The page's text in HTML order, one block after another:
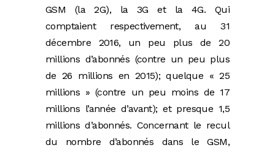
GSM (la 2G), la 3G et la 4G. Qui
comptaient respectivement, au 31
décembre 2016, un peu plus de 20
millions d’abonnés (contre un peu plus
de 26 millions en 2015); quelque « 25
millions » (contre un peu moins de 17
millions l’année d’avant); et presque 1,5
millions d’abonnés. Concernant le recul
du nombre d’abonnés dans le GSM,